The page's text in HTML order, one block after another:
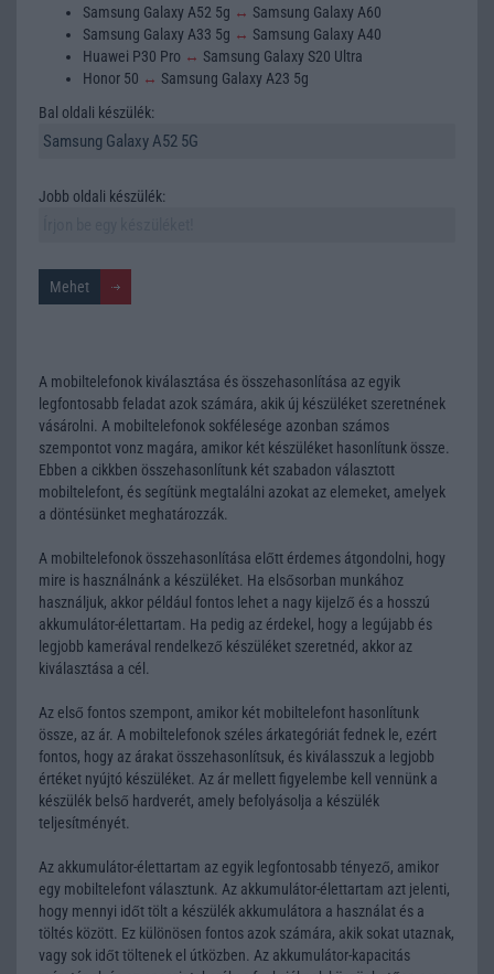
Samsung Galaxy A52 5g ↔ Samsung Galaxy A60
Samsung Galaxy A33 5g ↔ Samsung Galaxy A40
Huawei P30 Pro ↔ Samsung Galaxy S20 Ultra
Honor 50 ↔ Samsung Galaxy A23 5g
Bal oldali készülék:
Jobb oldali készülék:
A mobiltelefonok kiválasztása és összehasonlítása az egyik
legfontosabb feladat azok számára, akik új készüléket szeretnének
vásárolni. A mobiltelefonok sokfélesége azonban számos
szempontot vonz magára, amikor két készüléket hasonlítunk össze.
Ebben a cikkben összehasonlítunk két szabadon választott
mobiltelefont, és segítünk megtalálni azokat az elemeket, amelyek
a döntésünket meghatározzák.
A mobiltelefonok összehasonlítása előtt érdemes átgondolni, hogy
mire is használnánk a készüléket. Ha elsősorban munkához
használjuk, akkor például fontos lehet a nagy kijelző és a hosszú
akkumulátor-élettartam. Ha pedig az érdekel, hogy a legújabb és
legjobb kamerával rendelkező készüléket szeretnéd, akkor az
kiválasztása a cél.
Az első fontos szempont, amikor két mobiltelefont hasonlítunk
össze, az ár. A mobiltelefonok széles árkategóriát fednek le, ezért
fontos, hogy az árakat összehasonlítsuk, és kiválasszuk a legjobb
értéket nyújtó készüléket. Az ár mellett figyelembe kell vennünk a
készülék belső hardverét, amely befolyásolja a készülék
teljesítményét.
Az akkumulátor-élettartam az egyik legfontosabb tényező, amikor
egy mobiltelefont választunk. Az akkumulátor-élettartam azt jelenti,
hogy mennyi időt tölt a készülék akkumulátora a használat és a
töltés között. Ez különösen fontos azok számára, akik sokat utaznak,
vagy sok időt töltenek el útközben. Az akkumulátor-kapacitás